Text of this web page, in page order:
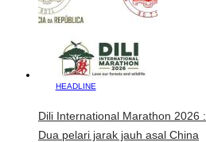
HEADLINE
Dili International Marathon 2026 :
Dua pelari jarak jauh asal China